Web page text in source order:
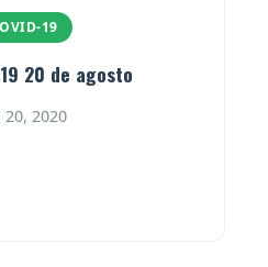
19
20 de agosto
2020